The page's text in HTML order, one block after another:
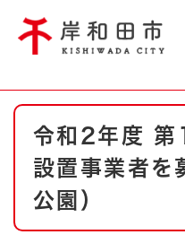
やさしい日本語
文字サイズ
防災・緊急情報
ハザードマップ
本
令和2年度
設置事業者を
公園）